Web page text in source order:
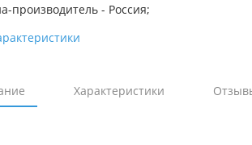
производитель - Россия;
Характеристики